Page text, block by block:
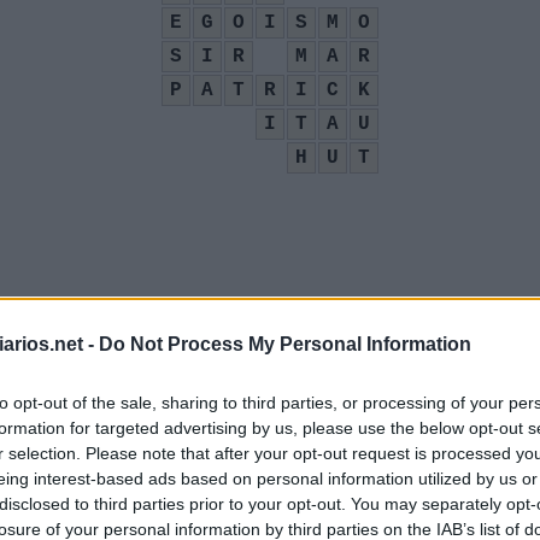
- Do Not Process My Personal Information
opt-out of the sale, sharing to third parties, or processing of your
for targeted advertising by us, please use the below opt-out
selection. Please note that after your opt-out request is processed
interest-based ads based on personal information utilized by us
to third parties prior to your opt-out. You may separately
of your personal information by third parties on the IAB’s list of
E
G O I S M
O
S
I R M A
R
P
A T R I C
K
I
T A
U
H
U T